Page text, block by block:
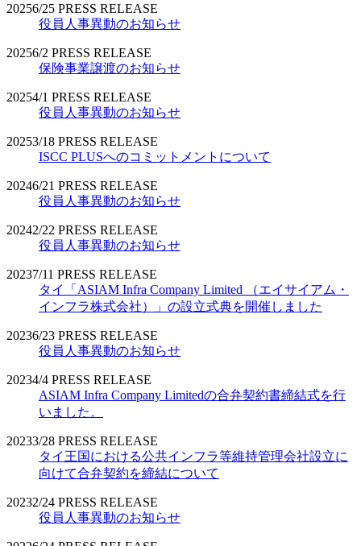
20256/25 PRESS RELEASE
役員人事異動のお知らせ
20256/2 PRESS RELEASE
保険事業譲渡のお知らせ
20254/1 PRESS RELEASE
役員人事異動のお知らせ
20253/18 PRESS RELEASE
ISCC PLUSへのコミットメントについて
20246/21 PRESS RELEASE
役員人事異動のお知らせ
20242/22 PRESS RELEASE
役員人事異動のお知らせ
20237/11 PRESS RELEASE
タイ「ASIAM Infra Company Limited （エイサイアム・
インフラ株式会社）」の設立式典を開催しました
20236/23 PRESS RELEASE
役員人事異動のお知らせ
20234/4 PRESS RELEASE
ASIAM Infra Company Limitedの合弁契約書締結式を行
いました。
20233/28 PRESS RELEASE
タイ王国における公共インフラ等維持管理会社設立に
向けて合弁契約を締結について
20232/24 PRESS RELEASE
役員人事異動のお知らせ